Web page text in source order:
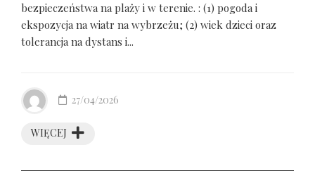
bezpieczeństwa na plaży i w terenie. : (1) pogoda i
ekspozycja na wiatr na wybrzeżu; (2) wiek dzieci oraz
tolerancja na dystans i...
WIĘCEJ
27/04/2026